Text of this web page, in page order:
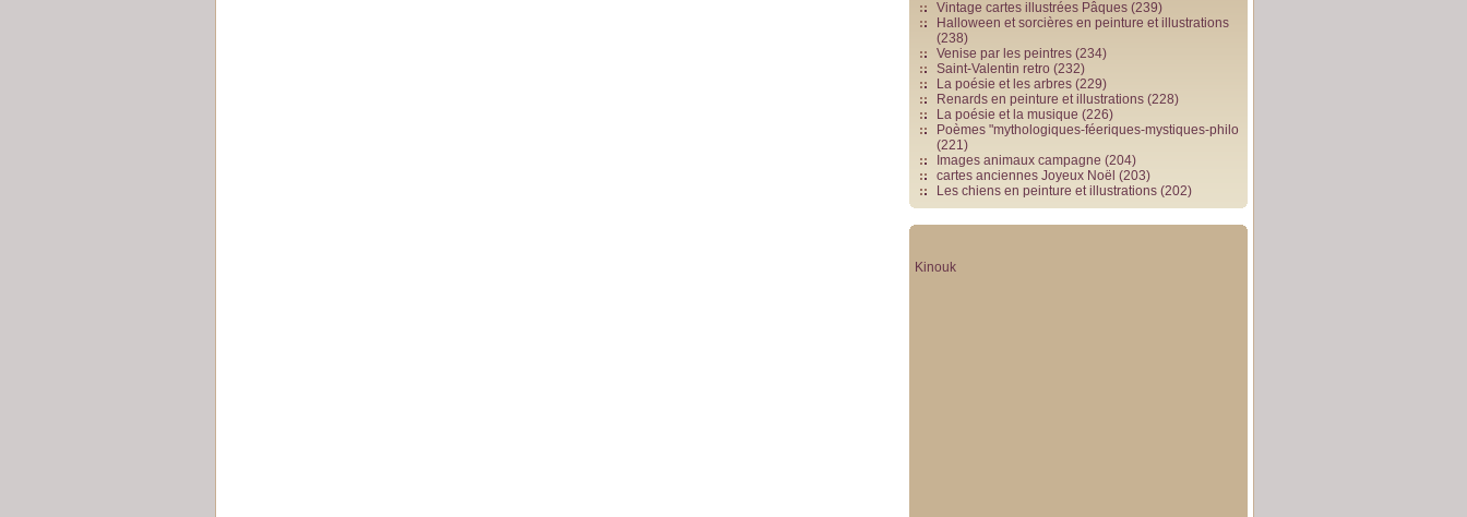
Vintage cartes illustrées Pâques (239)
Halloween et sorcières en peinture et illustrations
(238)
Venise par les peintres (234)
Saint-Valentin retro (232)
La poésie et les arbres (229)
Renards en peinture et illustrations (228)
La poésie et la musique (226)
Poèmes "mythologiques-féeriques-mystiques-philo
(221)
Images animaux campagne (204)
cartes anciennes Joyeux Noël (203)
Les chiens en peinture et illustrations (202)
Kinouk